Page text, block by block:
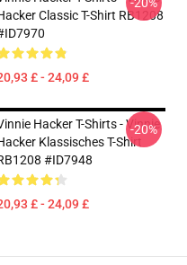
Classic T-Shirt RB1208
£ - 24,09 £
Hacker T-Shirts - Vinnie
Klassisches T-Shirt
#ID7948
£ - 24,09 £
-20%